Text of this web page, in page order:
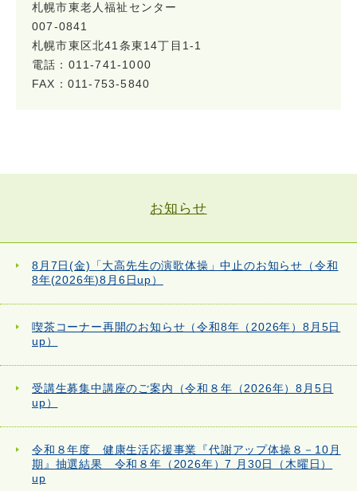
札幌市東老人福祉センター
007-0841
札幌市東区北41条東14丁目1-1
電話：011-741-1000
FAX：011-753-5840
お知らせ
8月7日(金)「大高先生の演歌体操」中止のお知らせ（令和
8年(2026年)8月6日up）
喫茶コーナー再開のお知らせ（令和8年（2026年）8月5日
up）
受講生募集中講座のご案内（令和８年（2026年）8月5日
up）
令和８年度 健康生活応援事業『代謝アップ体操８－10月
期』抽選結果 令和８年（2026年）7 月30日（木曜日）
up